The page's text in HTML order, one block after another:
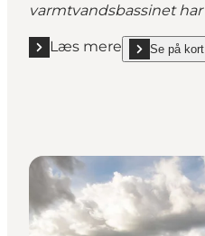
varmtvandsbassinet
Læs mere
Læs mere "HolstebroSe på kort
show